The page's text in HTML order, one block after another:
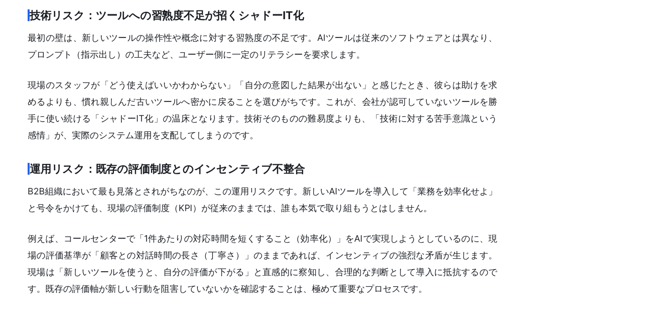
技術リスク：ツールへの習熟度不足が招くシャドーIT化
最初の壁は、新しいツールの操作性や概念に対する習熟度の不足です。AIツールは従来のソフトウェアとは異なり、
プロンプト（指示出し）の工夫など、ユーザー側に一定のリテラシーを要求します。
現場のスタッフが「どう使えばいいかわからない」「自分の意図した結果が出ない」と感じたとき、彼らは助けを求
めるよりも、慣れ親しんだ古いツールへ密かに戻ることを選びがちです。これが、会社が認可していないツールを勝
手に使い続ける「シャドーIT化」の温床となります。技術そのものの難易度よりも、「技術に対する苦手意識という
感情」が、実際のシステム運用を支配してしまうのです。
運用リスク：既存の評価制度とのインセンティブ不整合
B2B組織において最も見落とされがちなのが、この運用リスクです。新しいAIツールを導入して「業務を効率化せよ」
と号令をかけても、現場の評価制度（KPI）が従来のままでは、誰も本気で取り組もうとはしません。
例えば、コールセンターで「1件あたりの対応時間を短くすること（効率化）」をAIで実現しようとしているのに、現
場の評価基準が「顧客との対話時間の長さ（丁寧さ）」のままであれば、インセンティブの強烈な矛盾が生じます。
現場は「新しいツールを使うと、自分の評価が下がる」と直感的に察知し、合理的な判断として導入に抵抗するので
す。既存の評価軸が新しい行動を阻害していないかを確認することは、極めて重要なプロセスです。